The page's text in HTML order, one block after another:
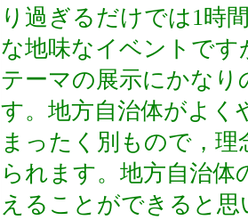
り過ぎるだけでは1時
な地味なイベントで
テーマの展示にかな
す。地方自治体がよ
まったく別もので，
られます。地方自治
えることができると